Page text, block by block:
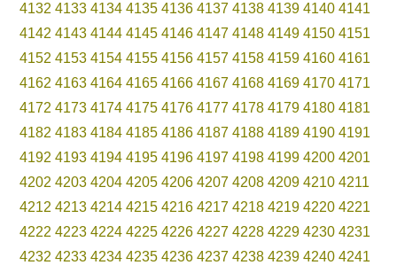
4132 4133 4134 4135 4136 4137 4138 4139 4140 4141
4142 4143 4144 4145 4146 4147 4148 4149 4150 4151
4152 4153 4154 4155 4156 4157 4158 4159 4160 4161
4162 4163 4164 4165 4166 4167 4168 4169 4170 4171
4172 4173 4174 4175 4176 4177 4178 4179 4180 4181
4182 4183 4184 4185 4186 4187 4188 4189 4190 4191
4192 4193 4194 4195 4196 4197 4198 4199 4200 4201
4202 4203 4204 4205 4206 4207 4208 4209 4210 4211
4212 4213 4214 4215 4216 4217 4218 4219 4220 4221
4222 4223 4224 4225 4226 4227 4228 4229 4230 4231
4232 4233 4234 4235 4236 4237 4238 4239 4240 4241